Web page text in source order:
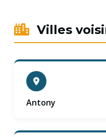
Villes
Antony